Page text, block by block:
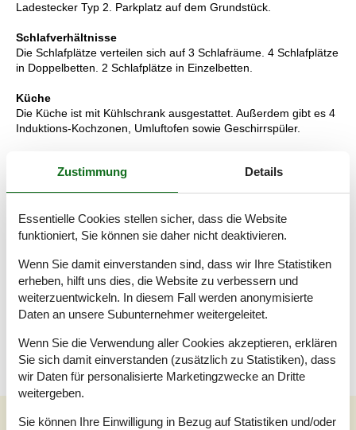
Ladestecker Typ 2. Parkplatz auf dem Grundstück.
Schlafverhältnisse
Die Schlafplätze verteilen sich auf 3 Schlafräume. 4 Schlafplätze
in Doppelbetten. 2 Schlafplätze in Einzelbetten.
Küche
Die Küche ist mit Kühlschrank ausgestattet. Außerdem gibt es 4
Induktions-Kochzonen, Umluftofen sowie Geschirrspüler.
Es gibt 2 Badezimmer mit Duschnische und 2 Toiletten.
Fußbodenheizung in 2 Badezimmern.
Multimedien
In der Ferienunterkunft gibt es einen Fernseher. 1 Apple-TV.1
kabellose Internetverbindung zur Verfügung.
Wissenswertes
Keine Vermietung an Jugendgruppen, in denen alle 15-25 Jahre
sind. Rauchen ist nicht zugelassen. Bei Nichtbeachtung dieses
Verbots wird eine Gebühr von mindestens EUR 420,- erhoben.
Externe Bewertungen
Zustimmung Details
Essentielle Cookies stellen sicher, dass die Website
funktioniert, Sie können sie daher nicht deaktivieren.
Wenn Sie damit einverstanden sind, dass wir Ihre Statistiken
erheben, hilft uns dies, die Website zu verbessern und
weiterzuentwickeln. In diesem Fall werden anonymisierte
Daten an unsere Subunternehmer weitergeleitet.
Wenn Sie die Verwendung aller Cookies akzeptieren, erklären
Sie sich damit einverstanden (zusätzlich zu Statistiken), dass
wir Daten für personalisierte Marketingzwecke an Dritte
weitergeben.
Sie können Ihre Einwilligung in Bezug auf Statistiken und/oder